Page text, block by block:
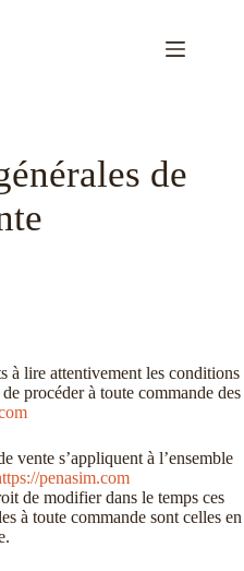
de
à lire attentivement les conditions
procéder à toute commande des
vente s’appliquent à l’ensemble
penasim.com
de modifier dans le temps ces
à toute commande sont celles en